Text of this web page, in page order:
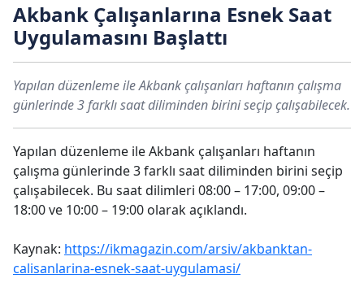
Akbank Çalışanlarına Esnek Saat
Uygulamasını Başlattı
Yapılan düzenleme ile Akbank çalışanları haftanın çalışma
günlerinde 3 farklı saat diliminden birini seçip çalışabilecek.
Yapılan düzenleme ile Akbank çalışanları haftanın
çalışma günlerinde 3 farklı saat diliminden birini seçip
çalışabilecek. Bu saat dilimleri 08:00 – 17:00, 09:00 –
18:00 ve 10:00 – 19:00 olarak açıklandı.
Kaynak: https://ikmagazin.com/arsiv/akbanktan-
calisanlarina-esnek-saat-uygulamasi/